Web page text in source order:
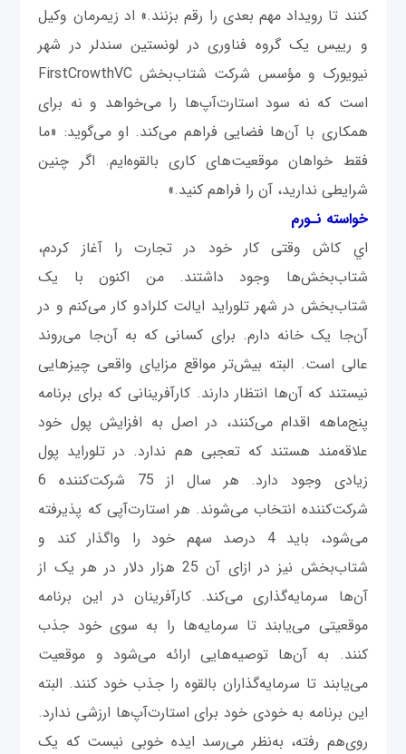
کنند تا رويداد مهم بعدی را رقم بزنند.» اد زيمرمان وکيل
و ریيس يک گروه فناوری در لونستين سندلر در شهر
نيويورک و مؤسس شرکت شتاب‌بخش FirstCrowthVC
است که نه سود استارت‌آپ‌ها را می‌خواهد و نه برای
همکاری با آن‌ها فضایی فراهم می‌کند. او می‌گويد: «ما
فقط خواهان موقعيت‌های کاری بالقوه‌ايم. اگر چنين
شرايطی نداريد، آن ‌را فراهم کنيد.»
خواسته نـورم
اي کاش وقتی کار خود در تجارت را آغاز کردم،
شتاب‌بخش‌ها وجود داشتند. من اکنون با يک
شتاب‌بخش در شهر تلورايد ايالت کلرادو کار می‌کنم و در
آن‌جا يک خانه دارم. برای کسانی که به آن‌جا می‌روند
عالی است. البته بيش‌تر مواقع مزايای واقعی چيزهایی
نيستند که آن‌ها انتظار دارند. کارآفرينانی که برای برنامه
پنج‌ماهه اقدام می‌کنند، در اصل به افزايش پول خود
علاقه‌مند هستند که تعجبی هم ندارد. در تلورايد پول
زيادی وجود دارد. هر سال از 75 شرکت‌کننده 6
شرکت‌کننده انتخاب می‌شوند. هر استارت‌آپی که پذيرفته
می‌شود، بايد 4 درصد سهم خود را واگذار کند و
شتاب‌بخش نيز در ازای آن 25 هزار دلار در هر يک از
آن‌ها سرمايه‌گذاری می‌کند. کارآفرينان در اين برنامه
موقعيتی می‌يابند تا سرمايه‌ها را به ‌سوی خود جذب
کنند. به‌ آن‌ها توصيه‌هایی ارائه می‌شود و موقعيت
می‌يابند تا سرمايه‌گذاران بالقوه را جذب خود کنند. البته
اين‌ برنامه به‌ خودی خود برای استارت‌آپ‌ها ارزشی ندارد.
روی‌هم رفته، به‌نظر می‌رسد ايده خوبی نیست که يک